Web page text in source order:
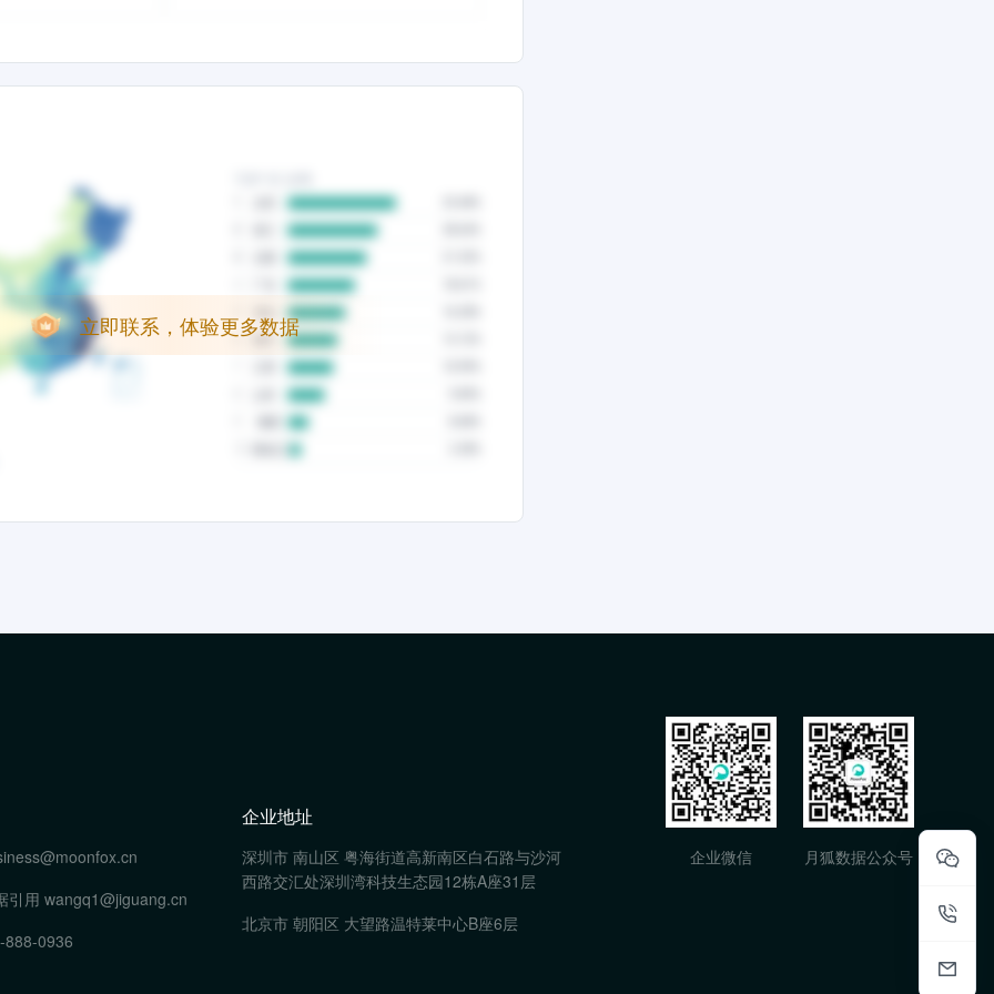
立即联系，体验更多数据
引用 wangq1@jiguang.cn
888-0936
企业地址
深圳市 南山区 粤海街道高新南区白石路与沙河
西路交汇处深圳湾科技生态园12栋A座31层
北京市 朝阳区 大望路温特莱中心B座6层
企业微信 月狐数据公众号